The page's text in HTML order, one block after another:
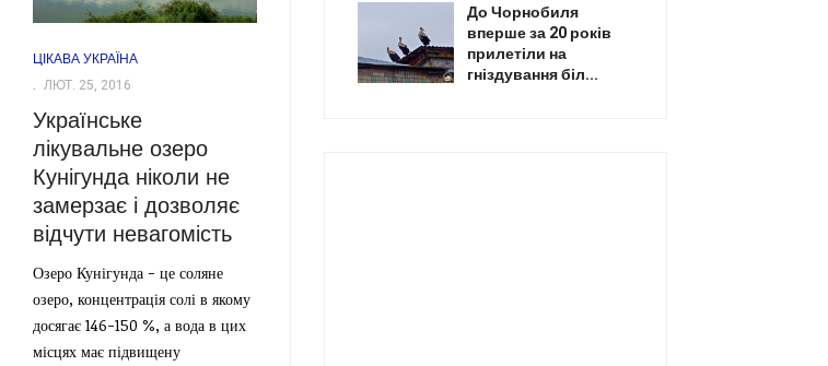
ЦІКАВА УКРАЇНА
ЛЮТ. 25, 2016
Українське
лікувальне озеро
Кунігунда ніколи не
замерзає і дозволяє
відчути невагомість
Озеро Кунігунда - це соляне
озеро, концентрація солі в якому
досягає 146-150 %, а вода в цих
місцях має підвищену
До Чорнобиля
вперше за 20 років
прилетіли на
гніздування біл...